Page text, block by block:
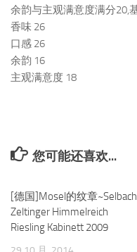
余韵与主观满意度满分20,
香味 26
口感 26
余韵 16
主观满意度 18
您可能还喜欢...
[德国]Mosel的纹章~Selbach
Zeltinger Himmelreich
Riesling Kabinett 2009